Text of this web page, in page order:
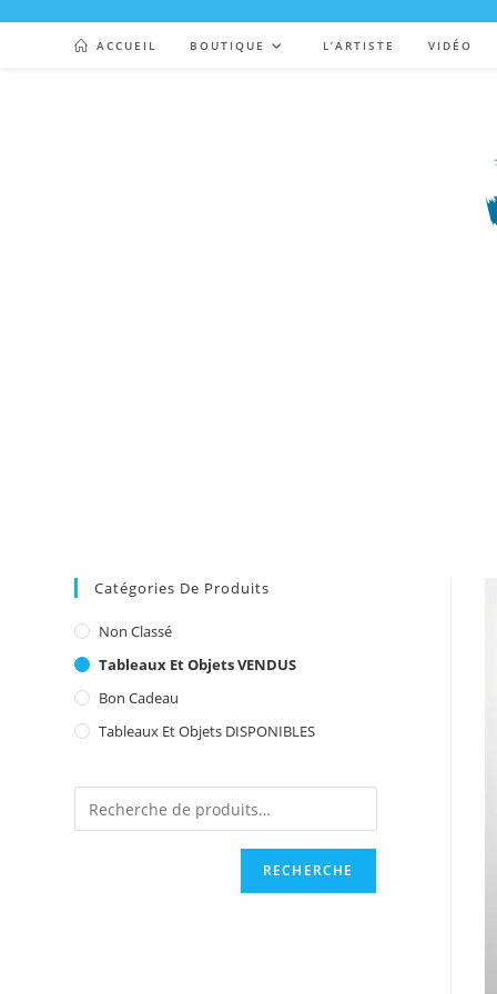
ACCUEIL BOUTIQUE L’ARTISTE VIDÉO
Catégories De Produits
Non Classé
Tableaux Et Objets VENDUS
Bon Cadeau
Tableaux Et Objets DISPONIBLES
RECHERCHE